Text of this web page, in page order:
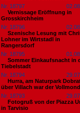
Nr. 18797
Vernissage Eröffnung in
Grosskirchheim
Nr. 18796
Szenische Lesung mit
Lohner im Wirtstadl in
Rangersdorf
Nr. 18795
Sommer Einkaufsnacht in
Tiebelstadt
Nr. 18794
Hurra, am Naturpark
über Villach war der
Nr. 18793
Fotogruß von der Piazza
in Tarvisio